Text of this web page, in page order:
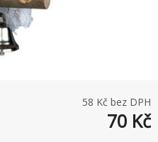
58 Kč bez DPH
70 Kč